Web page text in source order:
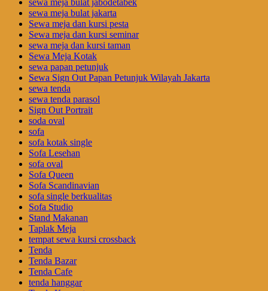
sewa meja bulat jabodetabek
sewa meja bulat jakarta
Sewa meja dan kursi pesta
Sewa meja dan kursi seminar
sewa meja dan kursi taman
Sewa Meja Kotak
sewa papan petunjuk
Sewa Sign Out Papan Petunjuk Wilayah Jakarta
sewa tenda
sewa tenda parasol
Sign Out Portrait
soda oval
sofa
sofa kotak single
Sofa Lesehan
sofa oval
Sofa Queen
Sofa Scandinavian
sofa single berkualitas
Sofa Studio
Stand Makanan
Taplak Meja
tempat sewa kursi crossback
Tenda
Tenda Bazar
Tenda Cafe
tenda hanggar